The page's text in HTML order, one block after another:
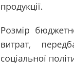
продукції.
Розмір
витрат,
соціальної